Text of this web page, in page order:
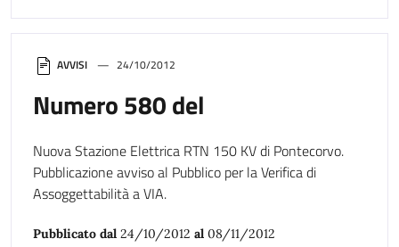
AVVISI 24/10/2012
Numero 580 del
Nuova Stazione Elettrica RTN 150 KV di Pontecorvo.
Pubblicazione avviso al Pubblico per la Verifica di
Assoggettabilità a VIA.
Pubblicato dal 24/10/2012 al 08/11/2012